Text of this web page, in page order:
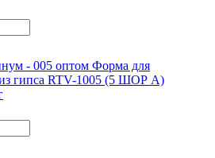
Форма для
из гипса RTV-1005 (5 ШОР А)